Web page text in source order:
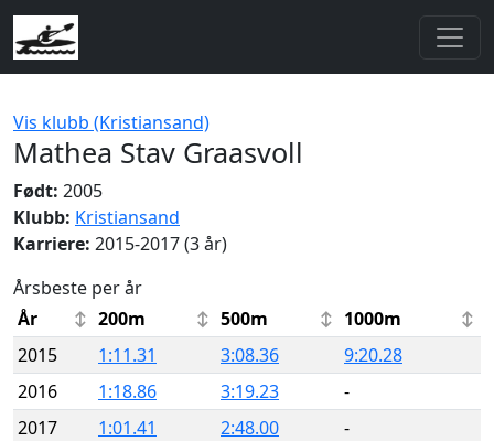
Vis klubb (Kristiansand)
Mathea Stav Graasvoll
Født: 2005
Klubb: Kristiansand
Karriere: 2015-2017 (3 år)
Årsbeste per år
År
200m 500m
1000m
2015
1:11.31 3:08.36
9:20.28
2016
1:18.86 3:19.23
-
2017
1:01.41 2:48.00 -